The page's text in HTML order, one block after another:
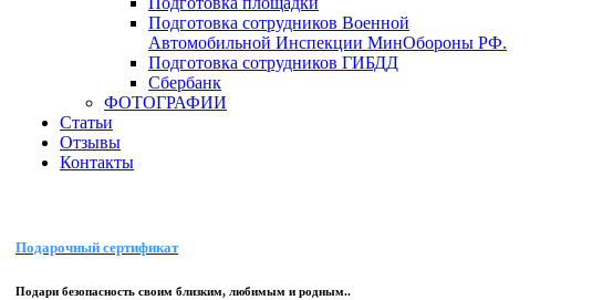
Подготовка сотрудников Военной
Автомобильной Инспекции МинОбороны РФ.
Подготовка сотрудников ГИБДД
Сбербанк
ФОТОГРАФИИ
Статьи
Отзывы
Контакты
Подарочный сертификат
Подари безопасность своим близким, любимым и родным..